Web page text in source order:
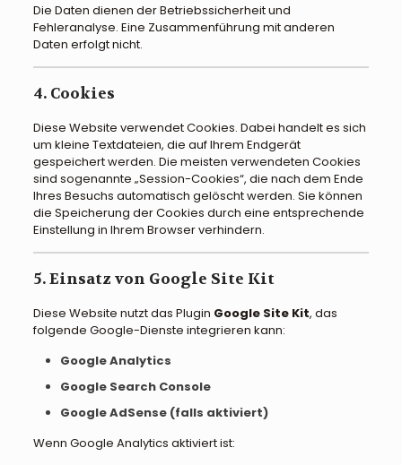
Die Daten dienen der Betriebssicherheit und
Fehleranalyse. Eine Zusammenführung mit anderen
Daten erfolgt nicht.
4. Cookies
Diese Website verwendet Cookies. Dabei handelt es sich
um kleine Textdateien, die auf Ihrem Endgerät
gespeichert werden. Die meisten verwendeten Cookies
sind sogenannte „Session-Cookies“, die nach dem Ende
Ihres Besuchs automatisch gelöscht werden. Sie können
die Speicherung der Cookies durch eine entsprechende
Einstellung in Ihrem Browser verhindern.
5. Einsatz von Google Site Kit
Diese Website nutzt das Plugin Google Site Kit, das
folgende Google-Dienste integrieren kann:
Google Analytics
Google Search Console
Google AdSense (falls aktiviert)
Wenn Google Analytics aktiviert ist: